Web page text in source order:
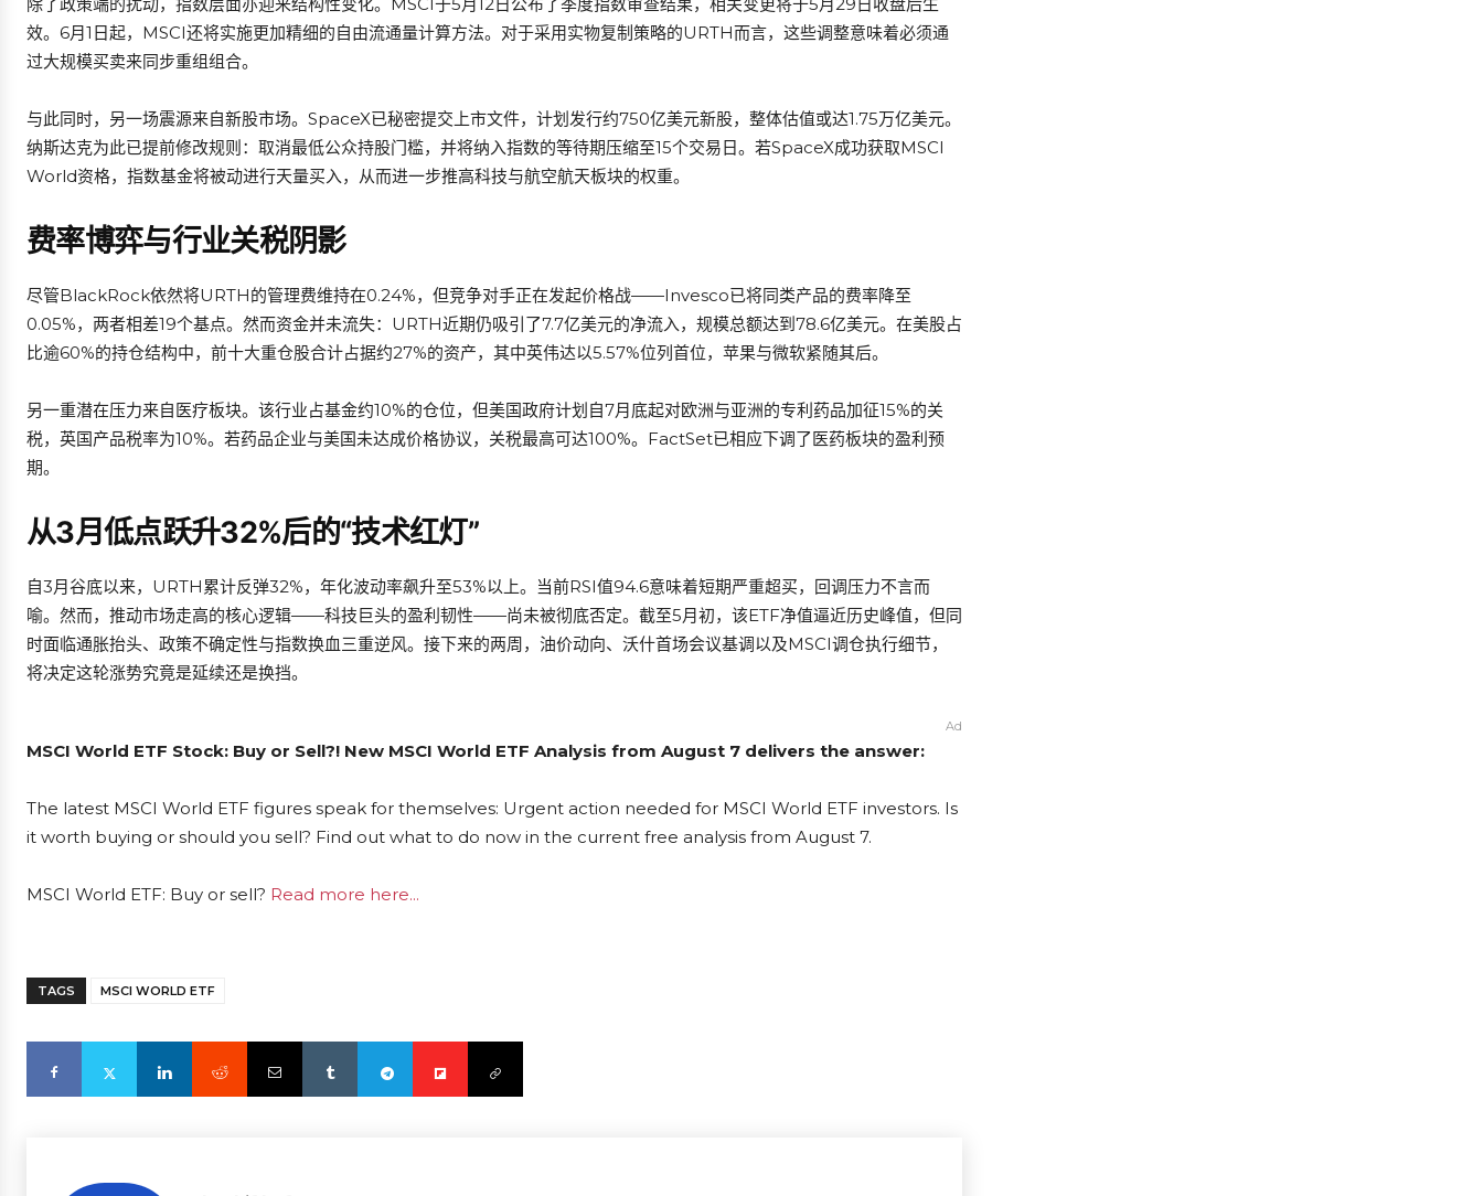
效。6月1日起，MSCI还将实施更加精细的自由流通量计算方法。对于采用实物复制策略的URTH而言，这些调整意味着必须通
过大规模买卖来同步重组组合。
与此同时，另一场震源来自新股市场。SpaceX已秘密提交上市文件，计划发行约750亿美元新股，整体估值或达1.75万亿美元。
纳斯达克为此已提前修改规则：取消最低公众持股门槛，并将纳入指数的等待期压缩至15个交易日。若SpaceX成功获取MSCI
World资格，指数基金将被动进行天量买入，从而进一步推高科技与航空航天板块的权重。
费率博弈与行业关税阴影
尽管BlackRock依然将URTH的管理费维持在0.24%，但竞争对手正在发起价格战——Invesco已将同类产品的费率降至
0.05%，两者相差19个基点。然而资金并未流失：URTH近期仍吸引了7.7亿美元的净流入，规模总额达到78.6亿美元。在美股占
比逾60%的持仓结构中，前十大重仓股合计占据约27%的资产，其中英伟达以5.57%位列首位，苹果与微软紧随其后。
另一重潜在压力来自医疗板块。该行业占基金约10%的仓位，但美国政府计划自7月底起对欧洲与亚洲的专利药品加征15%的关
税，英国产品税率为10%。若药品企业与美国未达成价格协议，关税最高可达100%。FactSet已相应下调了医药板块的盈利预
期。
从3月低点跃升32%后的“技术红灯”
自3月谷底以来，URTH累计反弹32%，年化波动率飙升至53%以上。当前RSI值94.6意味着短期严重超买，回调压力不言而
喻。然而，推动市场走高的核心逻辑——科技巨头的盈利韧性——尚未被彻底否定。截至5月初，该ETF净值逼近历史峰值，但同
时面临通胀抬头、政策不确定性与指数换血三重逆风。接下来的两周，油价动向、沃什首场会议基调以及MSCI调仓执行细节，
将决定这轮涨势究竟是延续还是换挡。
Ad
MSCI World ETF Stock: Buy or Sell?! New MSCI World ETF Analysis from August 7 delivers the answer:
The latest MSCI World ETF figures speak for themselves: Urgent action needed for MSCI World ETF investors. Is
it worth buying or should you sell? Find out what to do now in the current free analysis from August 7.
MSCI World ETF: Buy or sell? Read more here...
TAGS MSCI WORLD ETF